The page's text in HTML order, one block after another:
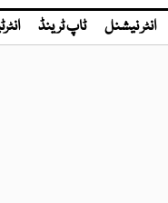
انٹر نیشنل ٹاپ ٹرینڈ